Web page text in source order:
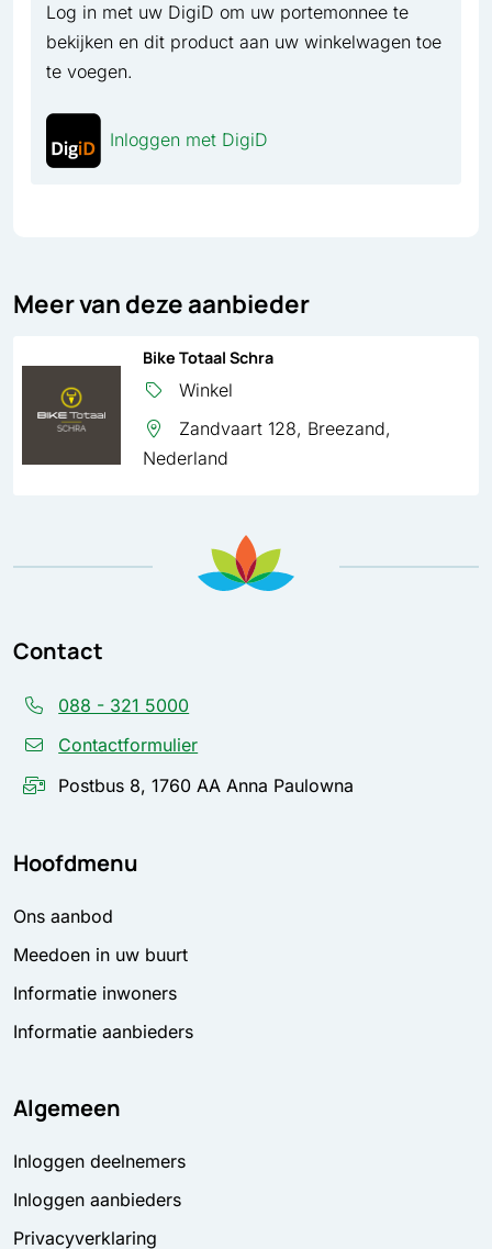
Log in met uw DigiD om uw portemonnee te
bekijken en dit product aan uw winkelwagen toe
te voegen.
Inloggen met DigiD
Meer van deze aanbieder
Bike Totaal Schra
Winkel
Zandvaart 128, Breezand,
Nederland
Contact
088 - 321 5000
Contactformulier
Postbus 8, 1760 AA Anna Paulowna
Hoofdmenu
Ons aanbod
Meedoen in uw buurt
Informatie inwoners
Informatie aanbieders
Algemeen
Inloggen deelnemers
Inloggen aanbieders
Privacyverklaring